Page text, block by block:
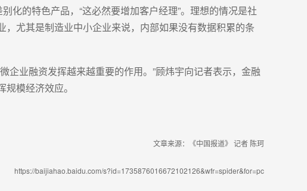
化的特色产品，“这必然要增加客户经理”。理想的情况是社
尤其是制造业中小企业来说，内部如果没有数据积累的条
企业融资发挥越来越重要的作用。”顾炜宇向记者表示，金融
模经济效应。
文章来源：《中国报道》 记者 陈珂
https://baijiahao.baidu.com/s?id=1735876016672102126&wfr=spider&for=pc